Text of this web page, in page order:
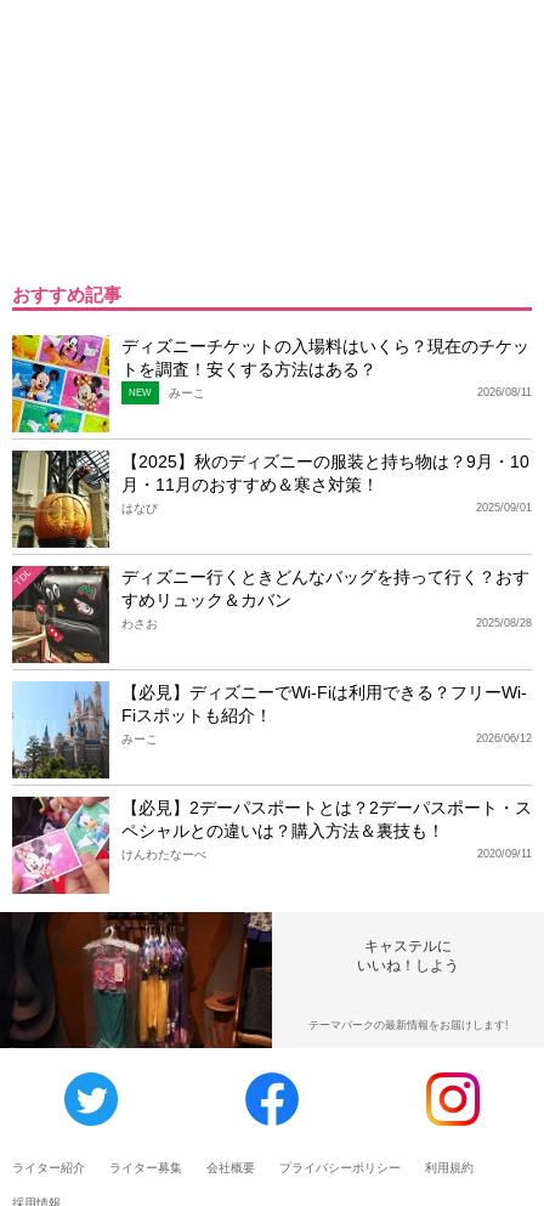
おすすめ記事
ディズニーチケットの入場料はいくら？現在のチケッ
トを調査！安くする方法はある？
2026/08/11
NEW みーこ
【2025】秋のディズニーの服装と持ち物は？9月・10
月・11月のおすすめ＆寒さ対策！
2025/09/01
はなび
TDL
ディズニー行くときどんなバッグを持って行く？おす
すめリュック＆カバン
2025/08/28
わさお
【必見】ディズニーでWi-Fiは利用できる？フリーWi-
Fiスポットも紹介！
2026/06/12
みーこ
【必見】2デーパスポートとは？2デーパスポート・ス
ペシャルとの違いは？購入方法＆裏技も！
2020/09/11
けんわたなーべ
キャステルに
いいね！しよう
テーマパークの最新情報をお届けします!
ライター紹介 ライター募集 会社概要 プライバシーポリシー 利用規約
採用情報